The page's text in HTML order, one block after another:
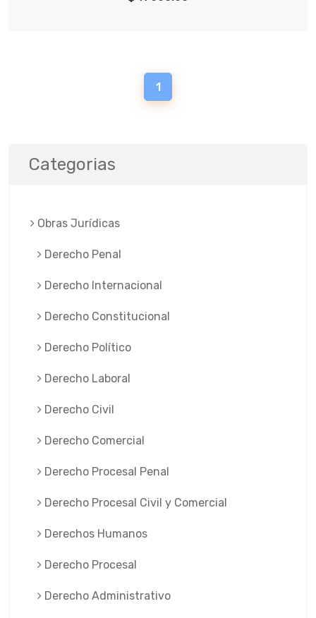
1
Categorias
Obras Jurí­dicas
Derecho Penal
Derecho Internacional
Derecho Constitucional
Derecho Político
Derecho Laboral
Derecho Civil
Derecho Comercial
Derecho Procesal Penal
Derecho Procesal Civil y Comercial
Derechos Humanos
Derecho Procesal
Derecho Administrativo